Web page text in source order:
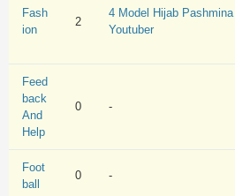
Fash
ion
2
4 Model Hijab Pashmina
Youtuber
Feed
back
And
Help
0 -
Foot
ball
0 -